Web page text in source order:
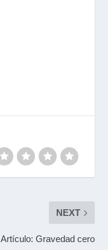
NEXT
Artículo: Gravedad cero